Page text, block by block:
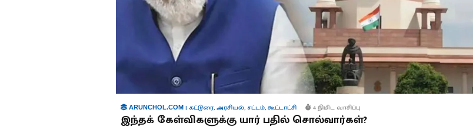
ARUNCHOL.COM | கட்டுரை,அரசியல், சட்டம்,கூட்டாட்சி 4 நிமிட வாசிப்பு
இந்தக் கேள்விகளுக்கு யார் பதில் சொல்வார்கள்?